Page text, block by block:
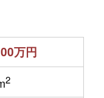
万円
2